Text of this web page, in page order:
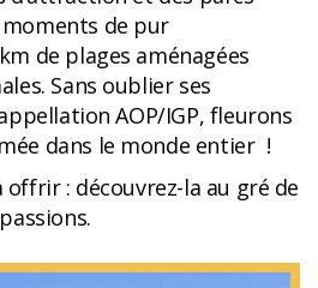
moments de pur
de plages aménagées
Sans oublier ses
AOP/IGP, fleurons
dans le monde entier !
offrir : découvrez-la au gré de